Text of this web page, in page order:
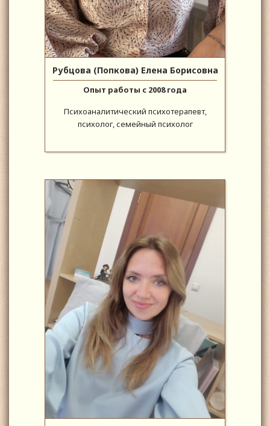
Рубцова (Попкова) Елена Борисовна
Опыт работы с 2008 года
Психоаналитический психотерапевт,
психолог, семейный психолог